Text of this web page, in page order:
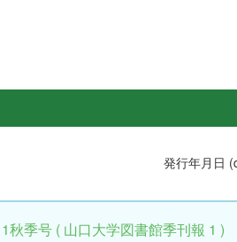
発行年月日
秋季号 ( 山口大学図書館季刊報 1 )